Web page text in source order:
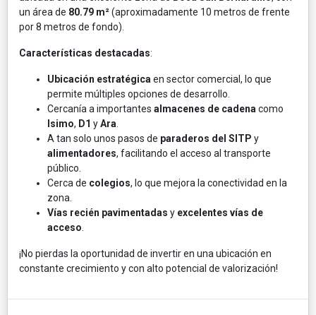
un área de 80.79 m²(aproximadamente 10 metros de frente
por 8 metros de fondo).
Características destacadas:
Ubicación estratégica en sector comercial, lo que
permite múltiples opciones de desarrollo.
Cercanía a importantes almacenes de cadena como
Isimo, D1 yAra
A tan solo unos pasos de paraderos del SITP y
alimentadores, facilitando el acceso al transporte
público.
Cerca de colegios, lo que mejora la conectividad en la
zona.
Vías recién pavimentadas y excelentes vías de
acceso
¡No pierdas la oportunidad de invertir en una ubicación en
constante crecimiento y con alto potencial de valorización!